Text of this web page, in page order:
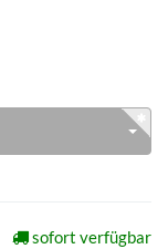
sofort verfügbar